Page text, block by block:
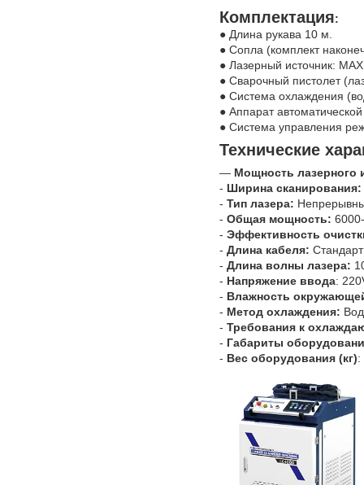
Комплектация:
● Длина рукава 10 м.
● Сопла (комплект
● Лазерный источник:
● Сварочный пистолет
● Система охлаждения
● Аппарат
● Система управления
Технические
— Мощность лазерного
- Ширина сканирования:
- Тип лазера:
- Общая мощность:
- Эффективность
- Длина кабеля:
- Длина волны лазера:
- Напряжение ввода:
- Влажность
- Метод охлаждения:
- Требования к
- Габариты
- Вес оборудования (кг):